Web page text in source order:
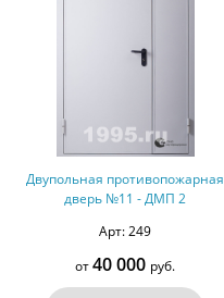
Двупольная противопожарная
дверь №11 - ДМП 2
Арт: 249
от40 000 руб.